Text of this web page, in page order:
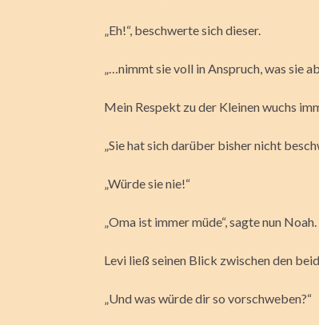
„Eh!“, beschwerte sich dieser.
„…nimmt sie voll in Anspruch, was sie
Mein Respekt zu der Kleinen wuchs
„Sie hat sich darüber bisher nicht
„Würde sie nie!“
„Oma ist immer müde“, sagte nun Noah.
Levi ließ seinen Blick zwischen den
„Und was würde dir so vorschweben?“